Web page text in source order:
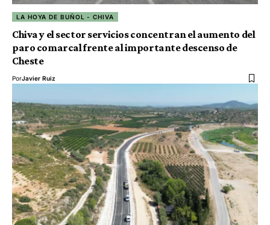
LA HOYA DE BUÑOL - CHIVA
Chiva y el sector servicios concentran el aumento del
paro comarcal frente al importante descenso de
Cheste
PorJavier Ruiz